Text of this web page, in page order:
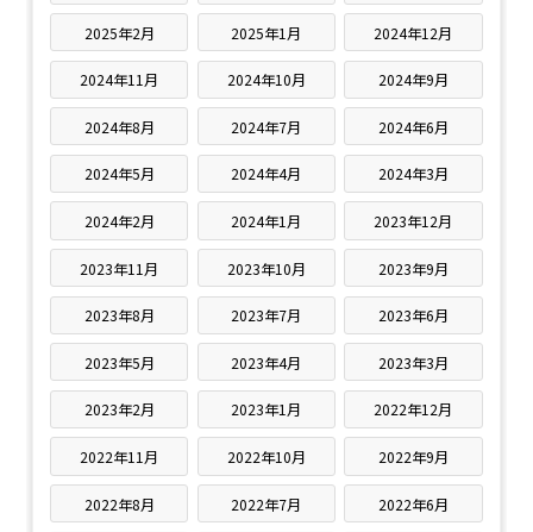
2025年2月 2025年1月 2024年12月
2024年11月 2024年10月 2024年9月
2024年8月 2024年7月 2024年6月
2024年5月 2024年4月 2024年3月
2024年2月 2024年1月 2023年12月
2023年11月 2023年10月 2023年9月
2023年8月 2023年7月 2023年6月
2023年5月 2023年4月 2023年3月
2023年2月 2023年1月 2022年12月
2022年11月 2022年10月 2022年9月
2022年8月 2022年7月 2022年6月